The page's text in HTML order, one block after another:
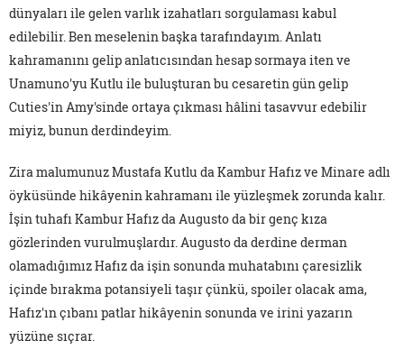
dünyaları ile gelen varlık izahatları sorgulaması kabul
edilebilir. Ben meselenin başka tarafındayım. Anlatı
kahramanını gelip anlatıcısından hesap sormaya iten ve
Unamuno'yu Kutlu ile buluşturan bu cesaretin gün gelip
Cuties'in Amy'sinde ortaya çıkması hâlini tasavvur edebilir
miyiz, bunun derdindeyim.
Zira malumunuz Mustafa Kutlu da Kambur Hafız ve Minare adlı
öyküsünde hikâyenin kahramanı ile yüzleşmek zorunda kalır.
İşin tuhafı Kambur Hafız da Augusto da bir genç kıza
gözlerinden vurulmuşlardır. Augusto da derdine derman
olamadığımız Hafız da işin sonunda muhatabını çaresizlik
içinde bırakma potansiyeli taşır çünkü, spoiler olacak ama,
Hafız'ın çıbanı patlar hikâyenin sonunda ve irini yazarın
yüzüne sıçrar.